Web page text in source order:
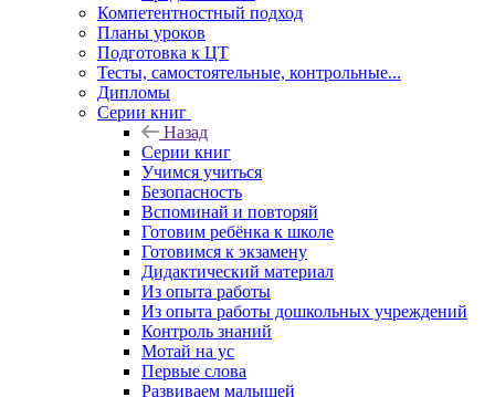
Компетентностный подход
Планы уроков
Подготовка к ЦТ
Тесты, самостоятельные, контрольные...
Дипломы
Серии книг
Назад
Серии книг
Учимся учиться
Безопасность
Вспоминай и повторяй
Готовим ребёнка к школе
Готовимся к экзамену
Дидактический материал
Из опыта работы
Из опыта работы дошкольных учреждений
Контроль знаний
Мотай на ус
Первые слова
Развиваем малышей